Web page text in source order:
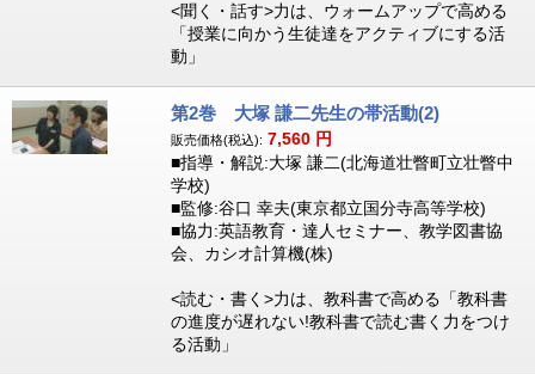
<聞く・話す>力は、ウォームアップで高める
「授業に向かう生徒達をアクティブにする活
動」
第2巻 大塚 謙二先生の帯活動(2)
販売価格(税込): 7,560 円
■指導・解説:大塚 謙二(北海道壮瞥町立壮瞥中
学校)
■監修:谷口 幸夫(東京都立国分寺高等学校)
■協力:英語教育・達人セミナー、教学図書協
会、カシオ計算機(株)
<読む・書く>力は、教科書で高める「教科書
の進度が遅れない!教科書で読む書く力をつけ
る活動」